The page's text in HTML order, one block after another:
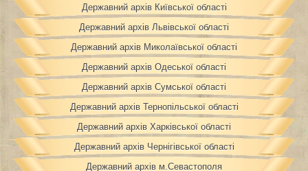
Державний архів Київської області
Державний архів Львівської області
Державний архів Миколаївської області
Державний архів Одеської області
Державний архів Сумської області
Державний архів Тернопільської області
Державний архів Харківської області
Державний архів Чернігівської області
Державний архів м.Севастополя